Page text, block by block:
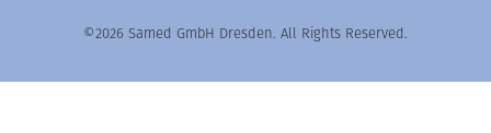
©2026 Samed GmbH Dresden. All Rights Reserved.